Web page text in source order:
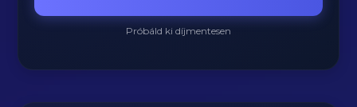
Próbáld ki díjmentesen